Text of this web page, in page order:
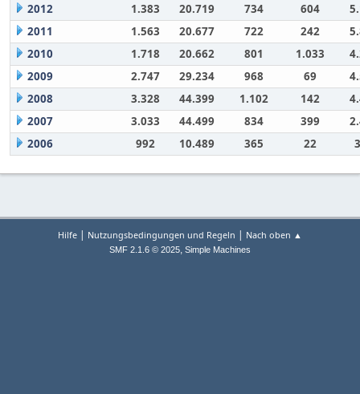
2012
1.383 20.719 734 604
2011
1.563 20.677 722 242
2010
1.718 20.662 801 1.033
2009
2.747 29.234 968 69
2008
3.328 44.399 1.102 142
2007
3.033 44.499 834 399
2006
992 10.489 365 22
Hilfe | Nutzungsbedingungen und Regeln | Nach oben ▲
SMF 2.1.6 © 2025, Simple Machines